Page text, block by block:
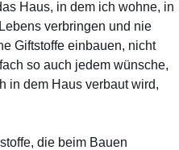
Haus, in dem ich wohne, in
verbringen und nie
Giftstoffe einbauen, nicht
so auch jedem wünsche,
in dem Haus verbaut wird,
die beim Bauen